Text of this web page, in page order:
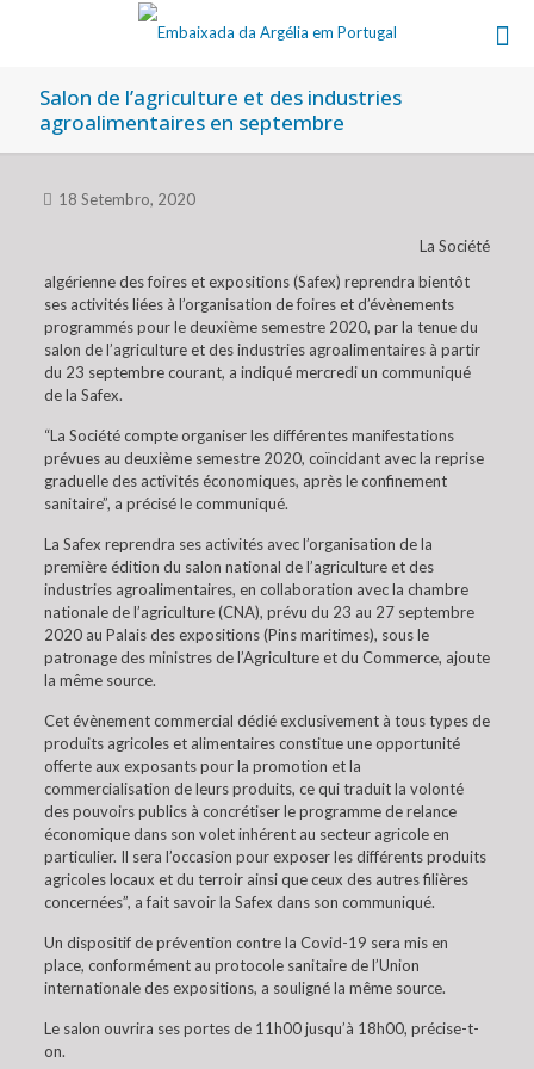
Salon de l’agriculture et des industries
agroalimentaires en septembre
18 Setembro, 2020
La Société
algérienne des foires et expositions (Safex) reprendra bientôt
ses activités liées à l’organisation de foires et d’évènements
programmés pour le deuxième semestre 2020, par la tenue du
salon de l’agriculture et des industries agroalimentaires à partir
du 23 septembre courant, a indiqué mercredi un communiqué
de la Safex.
“La Société compte organiser les différentes manifestations
prévues au deuxième semestre 2020, coïncidant avec la reprise
graduelle des activités économiques, après le confinement
sanitaire”, a précisé le communiqué.
La Safex reprendra ses activités avec l’organisation de la
première édition du salon national de l’agriculture et des
industries agroalimentaires, en collaboration avec la chambre
nationale de l’agriculture (CNA), prévu du 23 au 27 septembre
2020 au Palais des expositions (Pins maritimes), sous le
patronage des ministres de l’Agriculture et du Commerce, ajoute
la même source.
Cet évènement commercial dédié exclusivement à tous types de
produits agricoles et alimentaires constitue une opportunité
offerte aux exposants pour la promotion et la
commercialisation de leurs produits, ce qui traduit la volonté
des pouvoirs publics à concrétiser le programme de relance
économique dans son volet inhérent au secteur agricole en
particulier. Il sera l’occasion pour exposer les différents produits
agricoles locaux et du terroir ainsi que ceux des autres filières
concernées”, a fait savoir la Safex dans son communiqué.
Un dispositif de prévention contre la Covid-19 sera mis en
place, conformément au protocole sanitaire de l’Union
internationale des expositions, a souligné la même source.
Le salon ouvrira ses portes de 11h00 jusqu’à 18h00, précise-t-
on.